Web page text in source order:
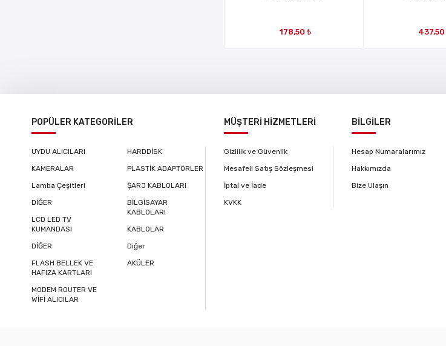
178,50 ₺ 437,50
POPÜLER KATEGORİLER
UYDU ALICILARI
KAMERALAR
Lamba Çeşitleri
DİĞER
LCD LED TV
KUMANDASI
DİĞER
FLASH BELLEK VE
HAFIZA KARTLARI
MODEM ROUTER VE
WİFİ ALICILAR
HARDDİSK
PLASTİK ADAPTÖRLER
ŞARJ KABLOLARI
BİLGİSAYAR
KABLOLARI
KABLOLAR
Diğer
AKÜLER
MÜŞTERİ HİZMETLERİ
Gizlilik ve Güvenlik
Mesafeli Satış Sözleşmesi
İptal ve İade
KVKK
BİLGİLER
Hesap Numaralarımız
Hakkımızda
Bize Ulaşın